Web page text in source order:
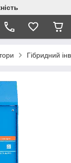
Гібридний